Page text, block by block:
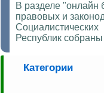
В разделе "онлайн
правовых и
Социалистических
Республик
Категории